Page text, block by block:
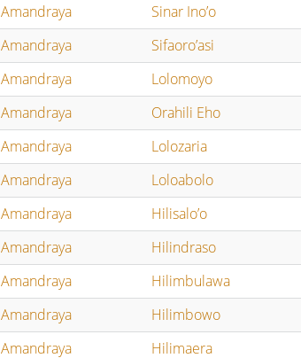
Amandraya Sinar Ino’o
Amandraya Sifaoro’asi
Amandraya Lolomoyo
Amandraya Orahili Eho
Amandraya Lolozaria
Amandraya Loloabolo
Amandraya Hilisalo’o
Amandraya Hilindraso
Amandraya Hilimbulawa
Amandraya Hilimbowo
Amandraya Hilimaera